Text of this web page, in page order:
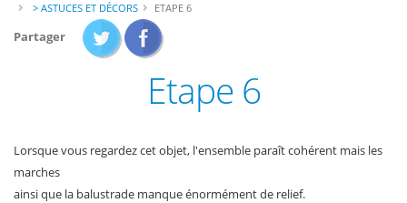
> ASTUCES ET DÉCORS
ETAPE 6
Partager
Etape 6
Lorsque vous regardez cet objet, l'ensemble paraît cohérent mais les
marches
ainsi que la balustrade manque énormément de relief.